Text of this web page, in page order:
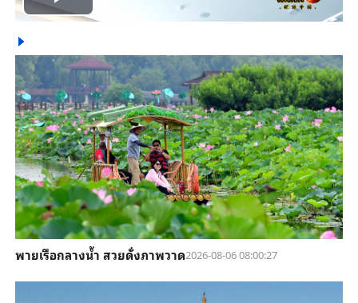
Play
Video
พายเรือกลางน้ำ สวยดั่งภาพวาด2026-08-06 08:00:27